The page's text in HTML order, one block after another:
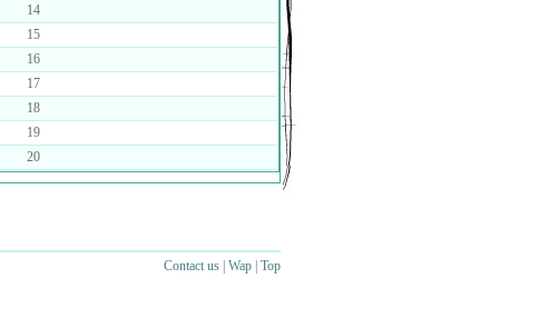
14
15
16
17
18
19
20
Contact us | Wap | Top